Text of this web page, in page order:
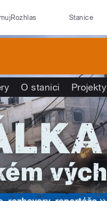
mujRozhlas Stanice
O stanici Projekty